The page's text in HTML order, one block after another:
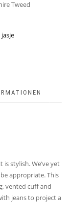
Tweed
stylish. We’ve yet
appropriate. This
vented cuff and
jeans to project a